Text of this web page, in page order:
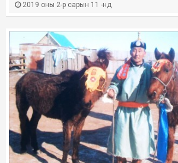
2019 оны 2-р сарын 11 -нд